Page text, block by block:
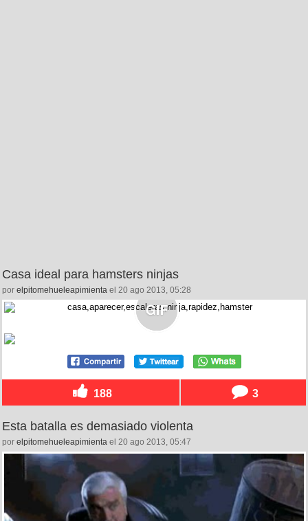
Casa ideal para hamsters ninjas
por elpitomehueleapimienta el 20 ago 2013, 05:28
188 3
Esta batalla es demasiado violenta
por elpitomehueleapimienta el 20 ago 2013, 05:47